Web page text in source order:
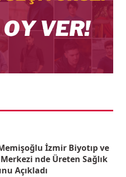
İzmir Biyotıp ve
nde Üreten Sağlık
Açıkladı